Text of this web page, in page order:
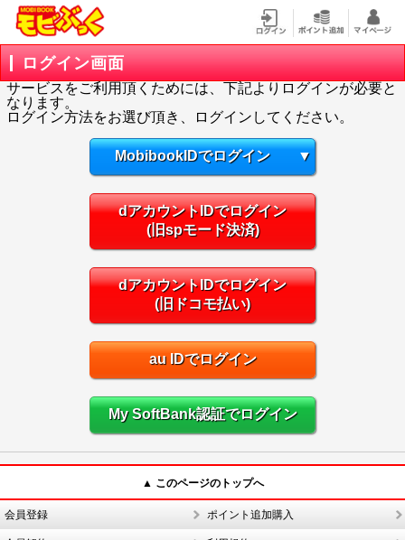
ログイン画面
サービスをご利用頂くためには、下記よりログインが必要と
なります。
ログイン方法をお選び頂き、ログインしてください。
MobibookIDでログイン ▼
dアカウントIDでログイン
(旧spモード決済)
dアカウントIDでログイン
(旧ドコモ払い)
au IDでログイン
My SoftBank認証でログイン
▲ このページのトップへ
会員登録 ポイント追加購入